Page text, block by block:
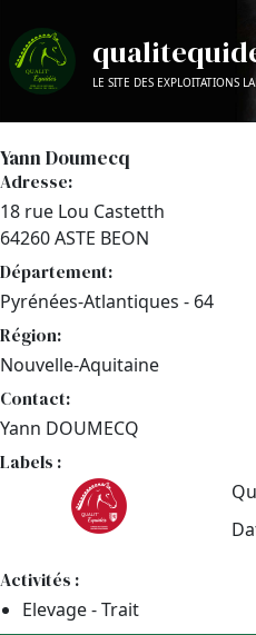
LE SITE DES EXPLOITATIONS
Yann Doumecq
Adresse:
18 rue Lou Castetth
64260 ASTE BEON
Département:
Pyrénées-Atlantiques - 64
Région:
Nouvelle-Aquitaine
Contact:
Yann DOUMECQ
Labels :
Activités :
Elevage - Trait